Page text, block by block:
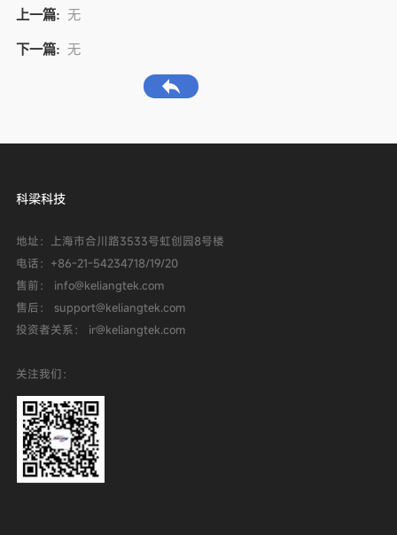
上一篇: 无
下一篇: 无
科梁科技
地址：上海市合川路3533号虹创园8号楼
电话： +86-21-54234718/19/20
售前： info@keliangtek.com
售后： support@keliangtek.com
投资者关系： ir@keliangtek.com
关注我们：